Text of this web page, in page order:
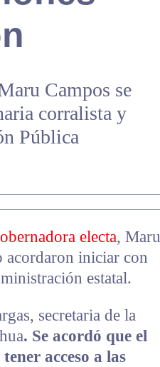
Campos se
corralista y
Pública
electa, Maru
acordaron iniciar con
estatal.
secretaria de la
. Se acordó que el
acceso a las